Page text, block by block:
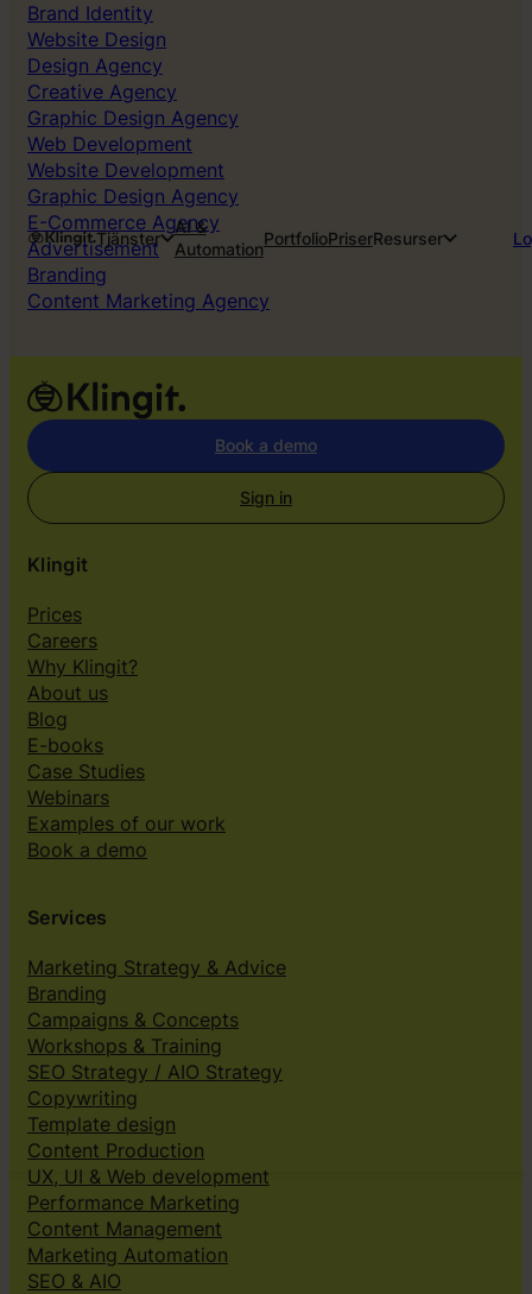
Tjänster
AI &
Automation
PortfolioPriserResurser
Brand Identity
Website Design
Design Agency
Creative Agency
Graphic Design Agency
Web Development
Website Development
Graphic Design Agency
E-Commerce Agency
Advertisement
Branding
Content Marketing Agency
Book a demo
Sign in
Klingit
Prices
Careers
Why Klingit?
About us
Blog
E-books
Case Studies
Webinars
Examples of our work
Book a demo
Services
Marketing Strategy & Advice
Branding
Campaigns & Concepts
Workshops & Training
SEO Strategy / AIO Strategy
Copywriting
Template design
Content Production
UX, UI & Web development
Performance Marketing
Content Management
Marketing Automation
SEO & AIO